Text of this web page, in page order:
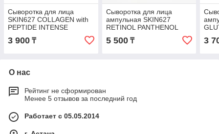
Сыворотка для лица
SKIN627 COLLAGEN with
PEPTIDE INTENSE
CREAM Коллаген и
Пептид 50 мл
3 900 ₸
Сыворотка для лица
ампульная SKIN627
RETINOL PANTHENOL
AMPOULE SET Ретинол и
Пантенол СЕТ 102 мл
5 500₸ 3
О нас
Рейтинг не сформирован
Менее 5 отзывов за последний год
Работает с 05.05.2014